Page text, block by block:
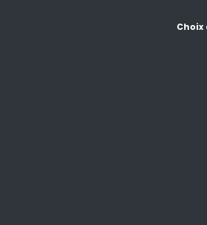
Choix